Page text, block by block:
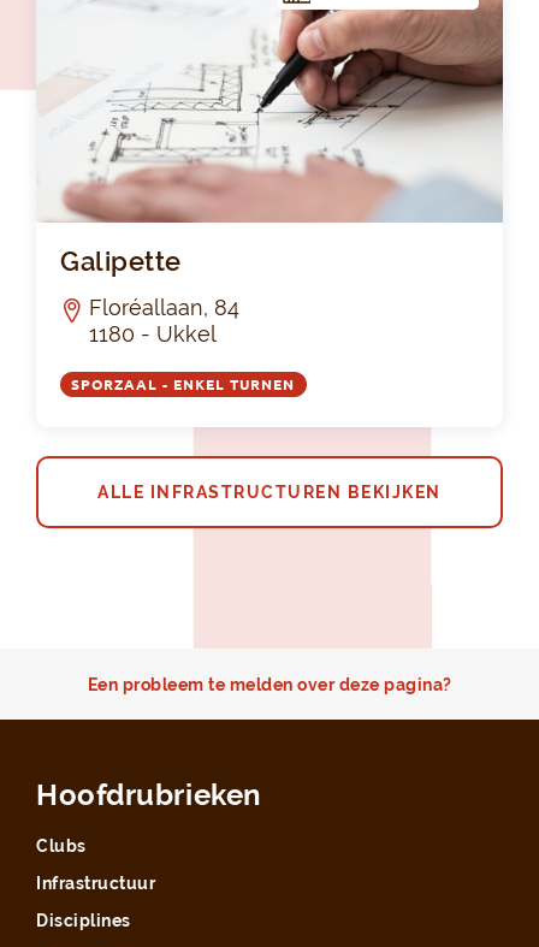
Galipette
Floréallaan, 84
1180 - Ukkel
SPORZAAL - ENKEL TURNEN
ALLE INFRASTRUCTUREN BEKIJKEN
Een probleem te melden over deze pagina?
Hoofdrubrieken
Clubs
Infrastructuur
Disciplines